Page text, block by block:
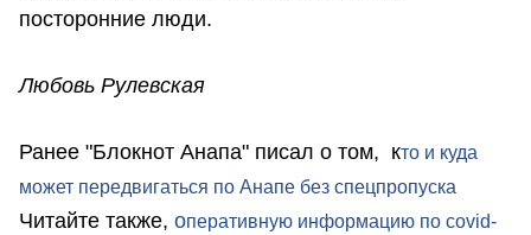
посторонние люди.
Любовь Рулевская
Ранее "Блокнот Анапа" писал о том, кто и куда
может передвигаться по Анапе без спецпропуска
Читайте также, оперативную информацию по covid-